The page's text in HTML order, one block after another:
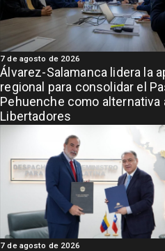
Álvarez-Salamanca lidera la
regional para consolidar el
Pehuenche como alternativa
Libertadores
7 de agosto de 2026
7 de agosto de 2026